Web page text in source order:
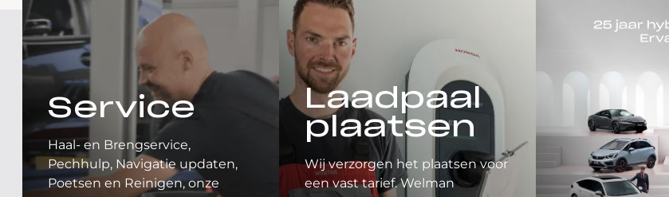
Service
Haal- en Brengservice,
Pechhulp, Navigatie updaten,
Poetsen en Reinigen, onze
Laadpaal
plaatsen
Wij verzorgen het plaatsen voor
een vast tarief. Welman